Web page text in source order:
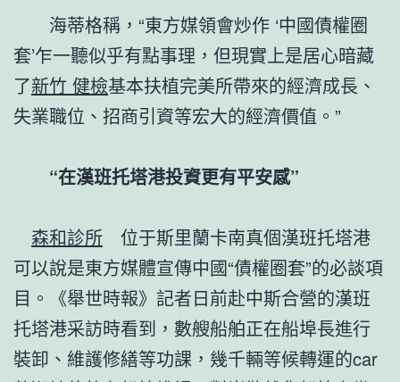
海蒂格稱，“東方媒領會炒作 ‘中國債權圈
套’乍一聽似乎有點事理，但現實上是居心暗藏
了新竹 健檢基本扶植完美所帶來的經濟成長、
失業職位、招商引資等宏大的經濟價值。”
“在漢班托塔港投資更有平安感”
森和診所 位于斯里蘭卡南真個漢班托塔港
可以說是東方媒體宣傳中國“債權圈套”的必談項
目。《舉世時報》記者日前赴中斯合營的漢班
托塔港采訪時看到，數艘船舶正在船埠長進行
裝卸、維護修繕等功課，幾千輛等候轉運的car